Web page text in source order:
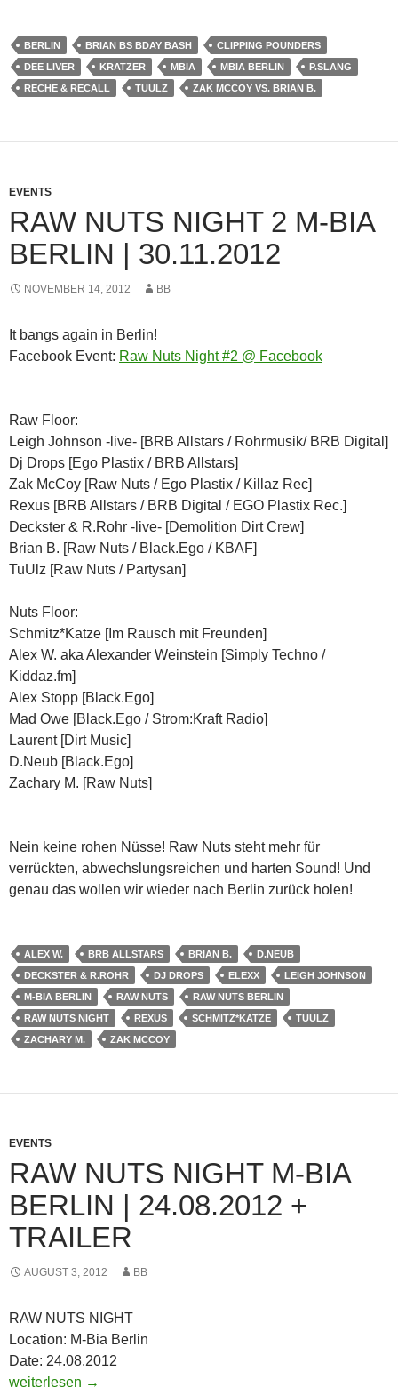
BERLIN BRIAN BS BDAY BASH
CLIPPING POUNDERS
DEE LIVER
KRATZER MBIA MBIA BERLIN
P.SLANG
RECHE & RECALL
TUULZ ZAK MCCOY VS. BRIAN B.
EVENTS
RAW NUTS NIGHT 2 M-BIA
BERLIN | 30.11.2012
NOVEMBER 14, 2012 BB
It bangs again in Berlin!
Facebook Event: Raw Nuts Night #2 @ Facebook
Raw Floor:
Leigh Johnson -live- [BRB Allstars / Rohrmusik/ BRB Digital]
Dj Drops [Ego Plastix / BRB Allstars]
Zak McCoy [Raw Nuts / Ego Plastix / Killaz Rec]
Rexus [BRB Allstars / BRB Digital / EGO Plastix Rec.]
Deckster & R.Rohr -live- [Demolition Dirt Crew]
Brian B. [Raw Nuts / Black.Ego / KBAF]
TuUlz [Raw Nuts / Partysan]
Nuts Floor:
Schmitz*Katze [Im Rausch mit Freunden]
Alex W. aka Alexander Weinstein [Simply Techno /
Kiddaz.fm]
Alex Stopp [Black.Ego]
Mad Owe [Black.Ego / Strom:Kraft Radio]
Laurent [Dirt Music]
D.Neub [Black.Ego]
Zachary M. [Raw Nuts]
Nein keine rohen Nüsse! Raw Nuts steht mehr für
verrückten, abwechslungsreichen und harten Sound! Und
genau das wollen wir wieder nach Berlin zurück holen!
ALEX W. BRB ALLSTARS BRIAN B.
D.NEUB
DECKSTER & R.ROHR
DJ DROPS ELEXX
LEIGH JOHNSON
M-BIA BERLIN
RAW NUTS
RAW NUTS BERLIN
RAW NUTS NIGHT
REXUS SCHMITZ*KATZE
TUULZ
ZACHARY M.
ZAK MCCOY
EVENTS
RAW NUTS NIGHT M-BIA
BERLIN | 24.08.2012 +
TRAILER
AUGUST 3, 2012 BB
RAW NUTS NIGHT
Location: M-Bia Berlin
Date: 24.08.2012
RAW NUTS NIGHT M-Bia Berlin | 24.08.2012 + TRAILER
weiterlesen →